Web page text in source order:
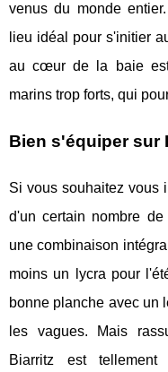
venus du monde
lieu idéal pour s'initier
au cœur de la baie
marins trop forts, qui
Bien s'équiper sur
Si vous souhaitez vous
d'un certain nombre
une combinaison
moins un lycra pour
bonne planche avec un
les vagues. Mais
Biarritz est